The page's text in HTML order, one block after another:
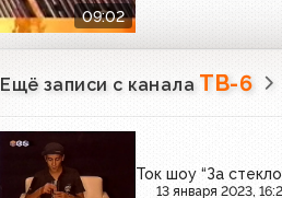
09:02
Ещё записи с канала ТВ-6
Ток шоу “За
13 января 2023,